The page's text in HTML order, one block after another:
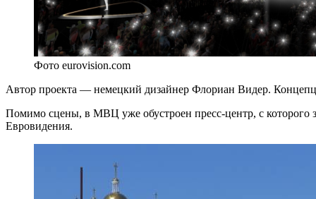
Фото eurovision.com
Автор проекта — немецкий дизайнер Флориан Видер.
Помимо сцены, в МВЦ уже обустроен пресс-центр, с которого
Евровидения.